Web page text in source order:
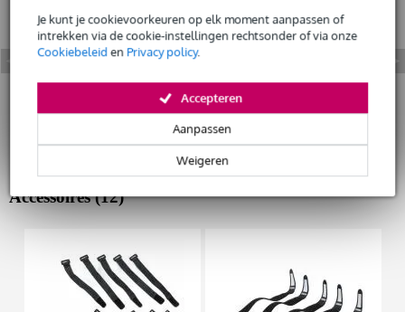
Je kunt je cookievoorkeuren op elk moment aanpassen of
intrekken via de cookie-instellingen rechtsonder of via onze
Cookiebeleiden Privacy policy.
Weigeren
Aanpassen
Accepteren
Accessoires (12)